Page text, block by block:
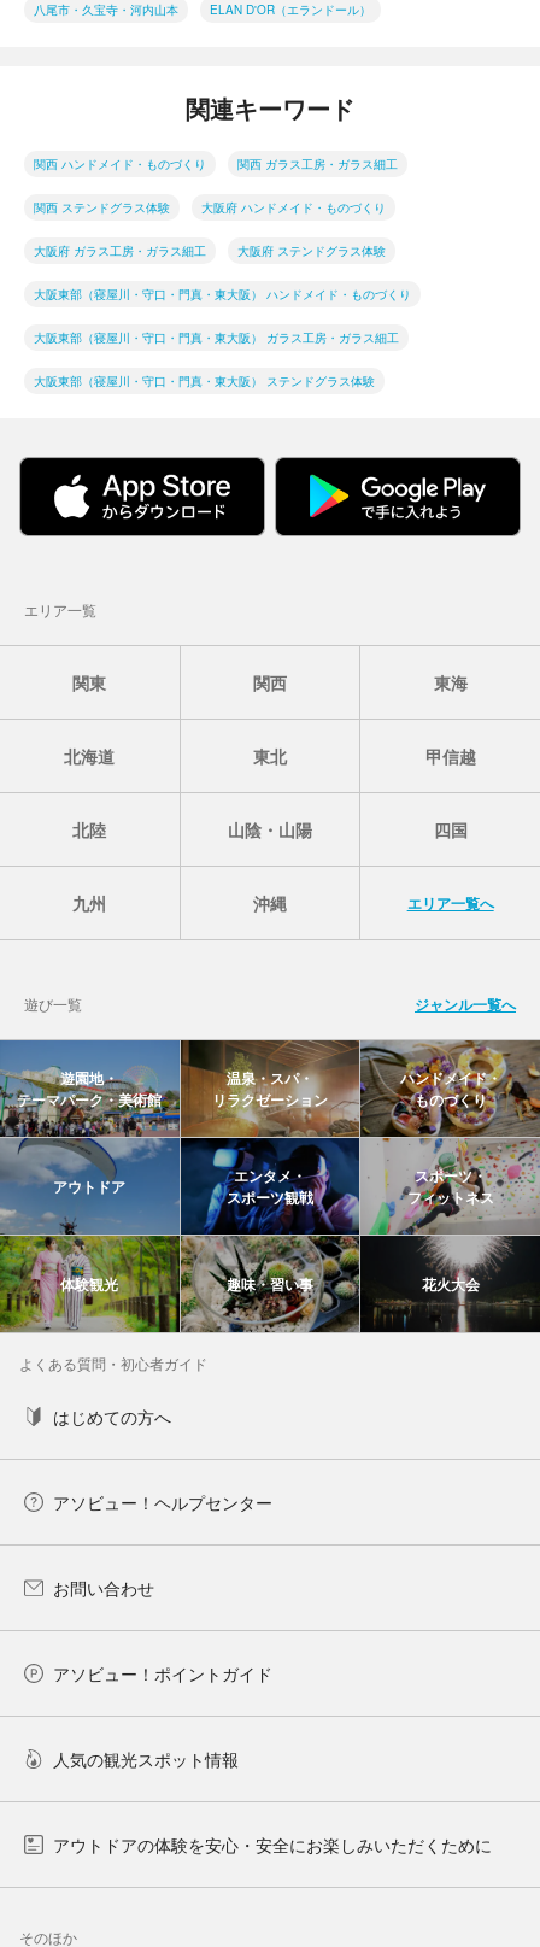
八尾市・久宝寺・河内山本 ELAN D'OR（エランドール）
関連キーワード
関西 ハンドメイド・ものづくり 関西 ガラス工房・ガラス細工
関西 ステンドグラス体験 大阪府 ハンドメイド・ものづくり
大阪府 ガラス工房・ガラス細工 大阪府 ステンドグラス体験
大阪東部（寝屋川・守口・門真・東大阪） ハンドメイド・ものづくり
大阪東部（寝屋川・守口・門真・東大阪） ガラス工房・ガラス細工
大阪東部（寝屋川・守口・門真・東大阪） ステンドグラス体験
エリア一覧
関東 関西 東海
北海道 東北 甲信越
北陸 山陰・山陽 四国
九州 沖縄 エリア一覧へ
遊び一覧 ジャンル一覧へ
遊園地・
テーマパーク・美術館
温泉・スパ・
リラクゼーション
ハンドメイド・
ものづくり
アウトドア
エンタメ・
スポーツ観戦
スポーツ・
フィットネス
体験観光 趣味・習い事 花火大会
よくある質問・初心者ガイド
はじめての方へ
アソビュー！ヘルプセンター
お問い合わせ
アソビュー！ポイントガイド
人気の観光スポット情報
アウトドアの体験を安心・安全にお楽しみいただくために
そのほか